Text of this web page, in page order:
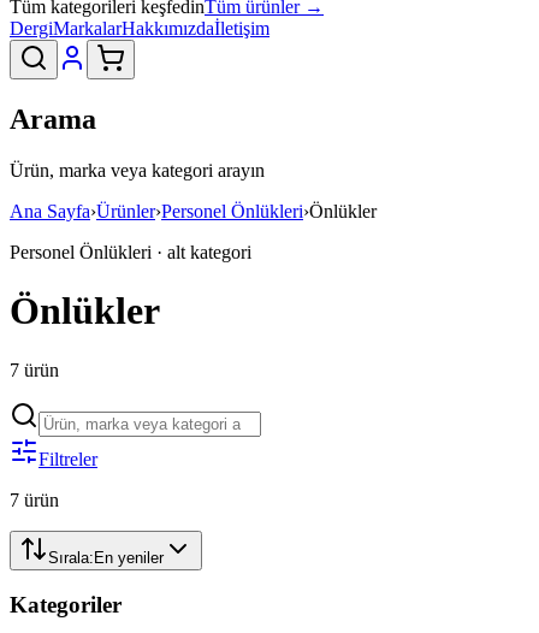
Tüm kategorileri keşfedinTüm ürünler →
DergiMarkalarHakkımızdaİletişim
Arama
Ürün, marka veya kategori arayın
Ana Sayfa›Ürünler›Personel Önlükleri›Önlükler
Personel Önlükleri · alt kategori
Önlükler
7 ürün
Filtreler
7 ürün
Sırala:En yeniler
Kategoriler